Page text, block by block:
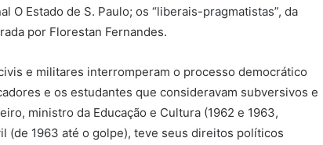
O Estado de S. Paulo; os “liberais-pragmatistas”, da
por Florestan Fernandes.
e militares interromperam o processo democrático
e os estudantes que consideravam subversivos e
ministro da Educação e Cultura (1962 e 1963,
(de 1963 até o golpe), teve seus direitos políticos